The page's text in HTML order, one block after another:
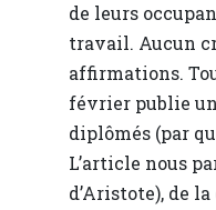
de leurs
travail. Aucun
affirmations.
février publie
diplômés (par
L’article nous
d’Aristote), de